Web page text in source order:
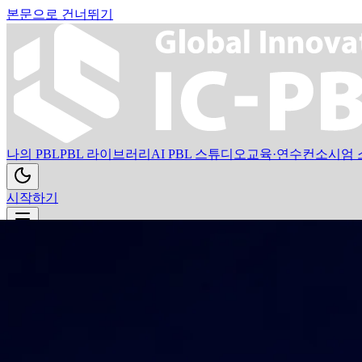
본문으로 건너뛰기
나의 PBLPBL 라이브러리 AI PBL 스튜디오 교육·연수컨소시엄
시작하기